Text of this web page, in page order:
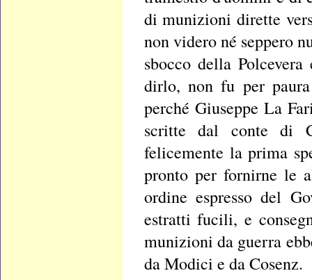
di munizioni dirette
non videro né seppero
sbocco della
dirlo, non fu per
perché Giuseppe La
scritte dal conte di
felicemente la prima
pronto per fornirne le
ordine espresso del
estratti fucili, e
munizioni da guerra
da Modici e da Cosenz.